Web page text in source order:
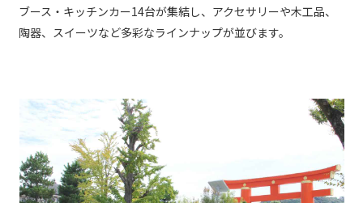
ブース・キッチンカー14台が集結し、アクセサリーや木工品、
陶器、スイーツなど多彩なラインナップが並びます。